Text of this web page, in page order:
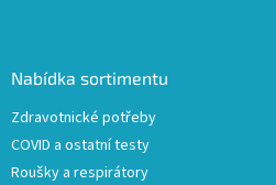
Nabídka sortimentu
Zdravotnické potřeby
COVID a ostatní testy
Roušky a respirátory